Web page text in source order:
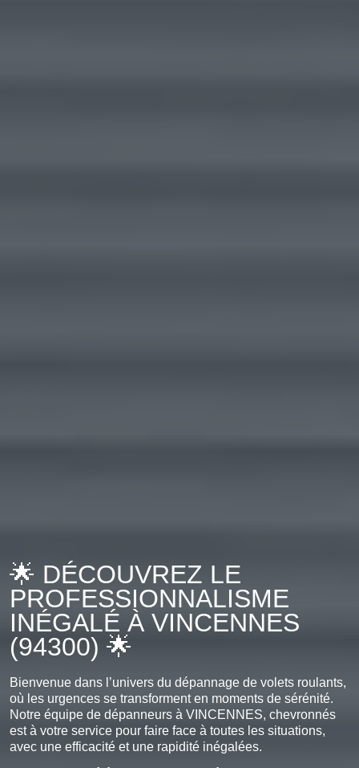
🌟 DÉCOUVREZ LE
PROFESSIONNALISME
INÉGALÉ À VINCENNES
(94300) 🌟
Bienvenue dans l’univers du dépannage de volets roulants,
où les urgences se transforment en moments de sérénité.
Notre équipe de dépanneurs à VINCENNES, chevronnés
est à votre service pour faire face à toutes les situations,
avec une efficacité et une rapidité inégalées.